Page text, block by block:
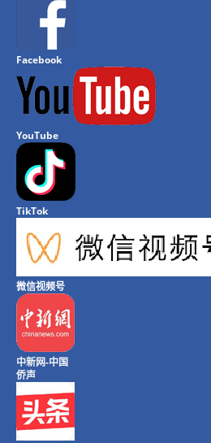
Facebook
YouTube
TikTok
微信视频号
中新网-中国
侨声